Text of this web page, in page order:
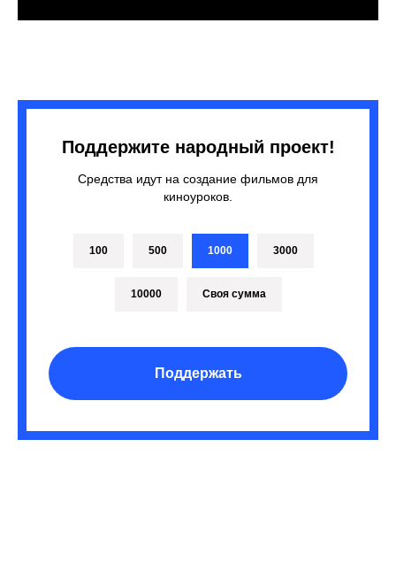
Поддержите народный проект!
Средства идут на создание фильмов для
киноуроков.
100 500 1000 3000
10000 Своя сумма
Поддержать